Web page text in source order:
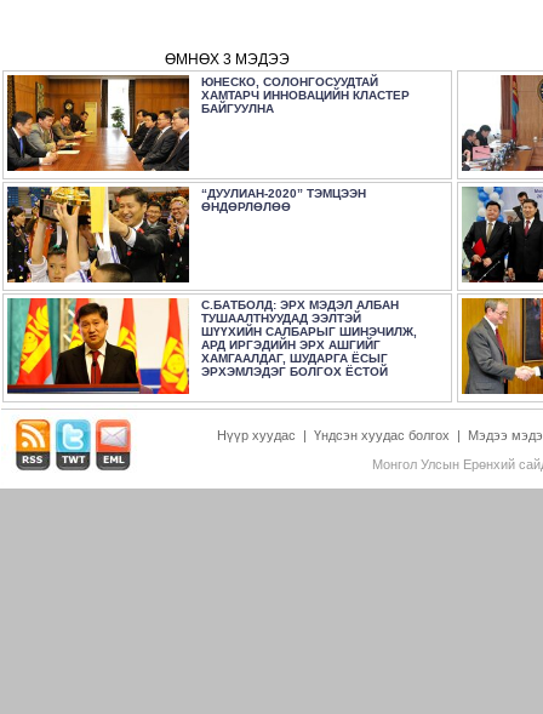
ӨМНӨХ 3 МЭДЭЭ
ЮНЕСКО, СОЛОНГОСУУДТАЙ
ХАМТАРЧ ИННОВАЦИЙН КЛАСТЕР
БАЙГУУЛНА
“ДУУЛИАН-2020” ТЭМЦЭЭН
ӨНДӨРЛӨЛӨӨ
С.БАТБОЛД: ЭРХ МЭДЭЛ АЛБАН
ТУШААЛТНУУДАД ЭЭЛТЭЙ
ШҮҮХИЙН САЛБАРЫГ ШИНЭЧИЛЖ,
АРД ИРГЭДИЙН ЭРХ АШГИЙГ
ХАМГААЛДАГ, ШУДАРГА ЁСЫГ
ЭРХЭМЛЭДЭГ БОЛГОХ ЁСТОЙ
Нүүр хуудас | Үндсэн хуудас болгох |
Мэдээ
Монгол Улсын Ерөнхий